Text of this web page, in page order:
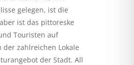
gelegen, ist die
ist das pittoreske
Touristen auf
zahlreichen Lokale
der Stadt. All